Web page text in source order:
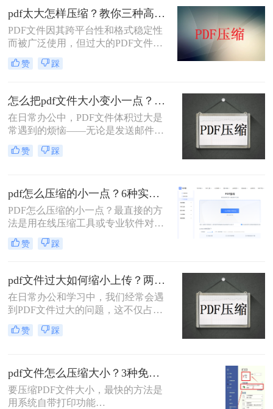
传到某些平台。因此，掌握pdf太大如
何压缩变小是十分必要的。本文将介
绍两种实用的方法来解决这个问题，
帮助您轻松完成 PDF 文件的压缩。
pdf太大怎样压缩？教你三种高效方法！
PDF文件因其跨平台性和格式稳定性
而被广泛使用，但过大的PDF文件不
仅占用存储空间，还会影响传输速度
和加载速度。为了解决pdf太大怎样压
件的方法。
赞 踩
怎么把pdf文件大小变小一点？四种方法对比，一看就懂！
在日常办公中，PDF文件体积过大是
常遇到的烦恼——无论是发送邮件受
限于附件大小，还是上传系统提示文
件超限，都让人头疼。那么，怎么把
解操作步骤，您可根据文件数量、压
缩质量要求和隐私需求快速选择最合
适的方法。
赞 踩
pdf怎么压缩的小一点？6种实用方法详解（2026最新）
PDF怎么压缩的小一点？最直接的方
法是用在线压缩工具或专业软件对
PDF文件进行重新编码和优化，通过
降低图片分辨率、压缩内嵌字体、去
可读的前提下将文件体积缩小到原来
的10%~50%。
赞 踩
pdf文件过大如何缩小上传？两种缩小并上传的有效方法!
在日常办公和学习中，我们经常会遇
到PDF文件过大的问题，这不仅占用
了大量的存储空间，还影响了文件的
上传速度和分享效率。那么pdf文件过
松解决PDF文件过大的问题。
赞 踩
pdf文件怎么压缩大小？3种免费+1种专业方法全攻略（附决策表）！
要压缩PDF文件大小，最快的方法是
用系统自带打印功能